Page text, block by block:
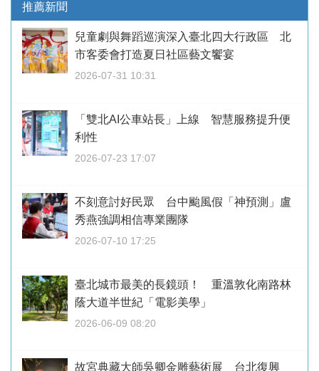
推薦新聞
兒童劇與舞蹈巡演深入臺北四大行政區 北
市客委會打造夏日社區藝文饗宴
2026-07-31 10:31
「雙北AI公車站長」上線 智慧服務提升便
利性
2026-07-23 17:07
不刻意討好民眾 台中颱風假「神預測」盧
秀燕強調相信專業團隊
2026-07-10 17:25
臺北城市最美的長鏡頭！ 重溫敦化南路林
蔭大道半世紀「電影美學」
2026-06-09 08:20
故宮典藏大師吳卿金雕藝術展 台北復興